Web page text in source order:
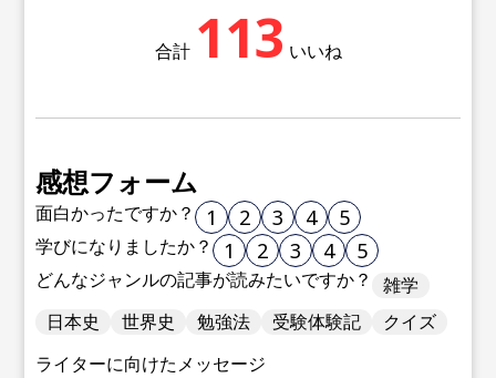
合計 113 いいね
感想フォーム
面白かったですか？ 1 2 3 4 5
学びになりましたか？ 1 2 3 4 5
どんなジャンルの記事が読みたいですか？
雑学
日本史
世界史 勉強法 受験体験記
クイズ
ライターに向けたメッセージ